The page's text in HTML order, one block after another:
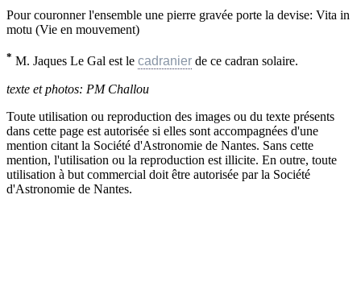
Pour couronner l'ensemble une pierre gravée porte la devise: Vita in
motu (Vie en mouvement)
* M. Jaques Le Gal est le cadranier de ce cadran solaire.
texte et photos: PM Challou
Toute utilisation ou reproduction des images ou du texte présents
dans cette page est autorisée si elles sont accompagnées d'une
mention citant la Société d'Astronomie de Nantes. Sans cette
mention, l'utilisation ou la reproduction est illicite. En outre, toute
utilisation à but commercial doit être autorisée par la Société
d'Astronomie de Nantes.